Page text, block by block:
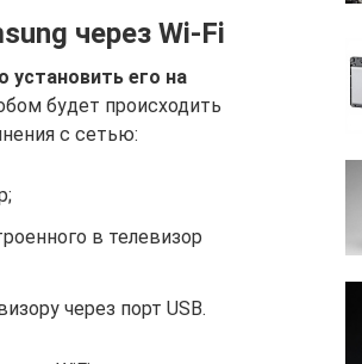
через Wi-Fi
установить его на
будет происходить
с сетью:
в телевизор
через порт USB.